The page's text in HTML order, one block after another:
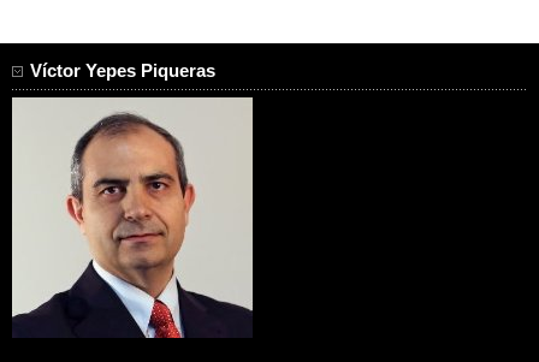
Víctor Yepes Piqueras